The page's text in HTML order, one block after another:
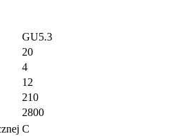
GU5.3
20
4
12
210
2800
C